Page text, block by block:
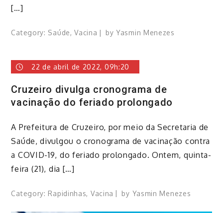
[…]
Category: Saúde,Vacina byYasmin Menezes
22 de abril de 2022, 09h:20
Cruzeiro divulga cronograma de
vacinação do feriado prolongado
​A Prefeitura de Cruzeiro, por meio da Secretaria de
Saúde, divulgou o cronograma de vacinação contra
a COVID-19, do feriado prolongado. ​Ontem, quinta-
feira (21), dia […]
Category: Rapidinhas, Vacina by Yasmin Menezes